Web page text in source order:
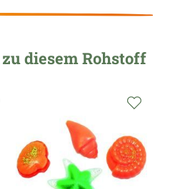
diesem Rohstoff
hinzufügen